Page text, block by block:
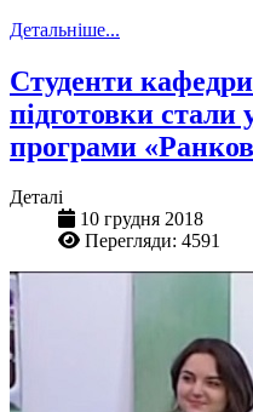
Детальніше...
Студенти кафедри
підготовки
програми
Деталі
10 грудня 2018
Перегляди: 4591